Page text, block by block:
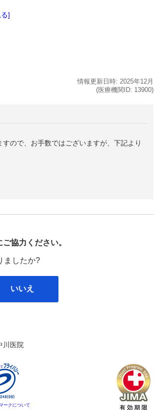
]
情報更新日時: 2025年12月
(医療機関ID: 13900)
ので、お手数ではございますが、下記より
協力ください。
ましたか?
いいえ
川医院
ークについて